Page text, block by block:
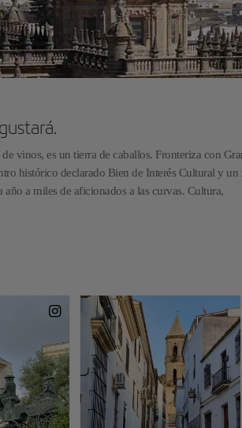
vinos, es un tierra de caballos. Fronteriza con
histórico declarado Bien de Interés Cultural y un
a miles de aficionados a las curvas. Cultura,